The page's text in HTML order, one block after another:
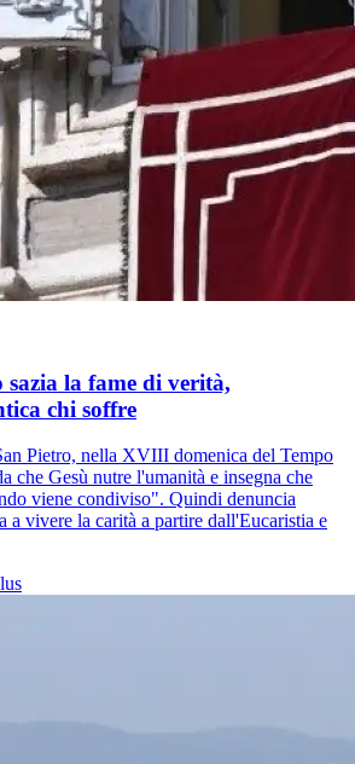
la fame di verità,
chi soffre
Pietro, nella XVIII domenica del Tempo
che Gesù nutre l'umanità e insegna che
viene condiviso". Quindi denuncia
a vivere la carità a partire dall'Eucaristia e